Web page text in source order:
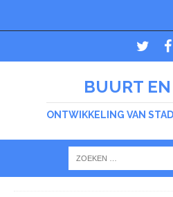
BUURT
ONTWIKKELING VAN